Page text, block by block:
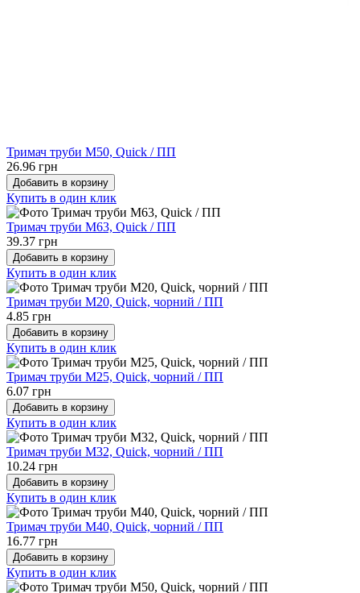
Тримач труби М50, Quick / ПП
26.96 грн
Добавить в корзину
Купить в один клик
Тримач труби М63, Quick / ПП
39.37 грн
Добавить в корзину
Купить в один клик
Тримач труби М20, Quick, чорний / ПП
4.85 грн
Добавить в корзину
Купить в один клик
Тримач труби М25, Quick, чорний / ПП
6.07 грн
Добавить в корзину
Купить в один клик
Тримач труби М32, Quick, чорний / ПП
10.24 грн
Добавить в корзину
Купить в один клик
Тримач труби М40, Quick, чорний / ПП
16.77 грн
Добавить в корзину
Купить в один клик